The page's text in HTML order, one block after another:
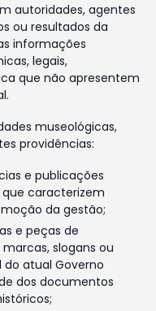
autoridades, agentes
ou resultados da
informações
legais,
que não apresentem
museológicas,
providências:
e publicações
caracterizem
da gestão;
e peças de
slogans ou
atual Governo
dos documentos